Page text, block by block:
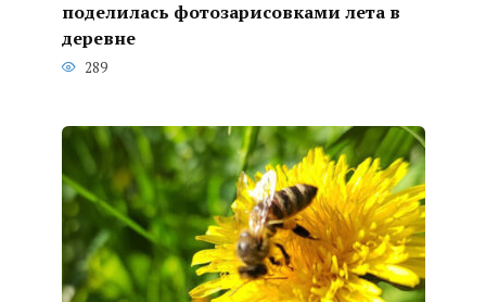
поделилась фотозарисовками лета в
деревне
289